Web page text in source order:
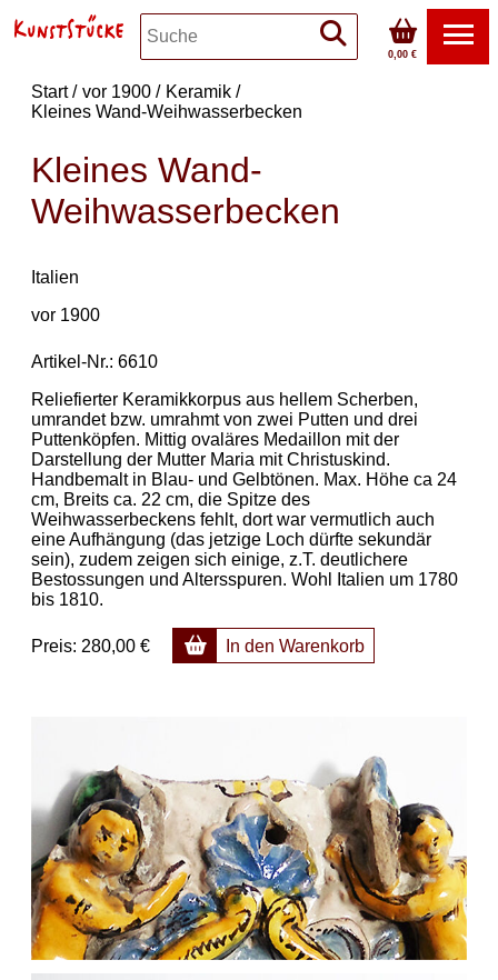
0,00 €
Start vor 1900
Keramik
Kleines Wand-Weihwasserbecken
Kleines Wand-
Weihwasserbecken
Italien
vor 1900
Artikel-Nr.: 6610
Reliefierter Keramikkorpus aus hellem Scherben,
umrandet bzw. umrahmt von zwei Putten und drei
Puttenköpfen. Mittig ovaläres Medaillon mit der
Darstellung der Mutter Maria mit Christuskind.
Handbemalt in Blau- und Gelbtönen. Max. Höhe ca 24
cm, Breits ca. 22 cm, die Spitze des
Weihwasserbeckens fehlt, dort war vermutlich auch
eine Aufhängung (das jetzige Loch dürfte sekundär
sein), zudem zeigen sich einige, z.T. deutlichere
Bestossungen und Altersspuren. Wohl Italien um 1780
bis 1810.
Preis: 280,00 € In den Warenkorb